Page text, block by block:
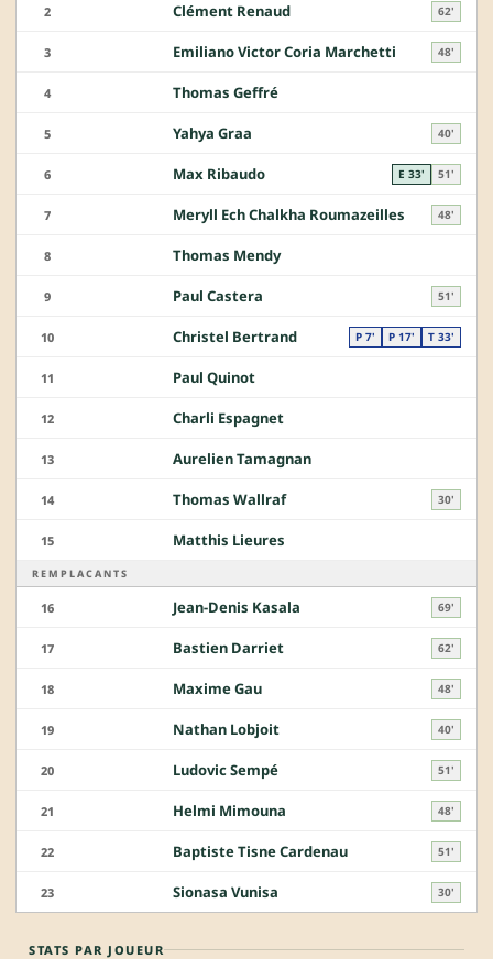
2 Clément Renaud 62'
3 Emiliano Victor Coria Marchetti 48'
4 Thomas Geffré
5 Yahya Graa 40'
6 Max Ribaudo E 33' 51'
7 Meryll Ech Chalkha Roumazeilles 48'
8 Thomas Mendy
9 Paul Castera 51'
10 Christel Bertrand P 7' P 17' T 33'
11 Paul Quinot
12 Charli Espagnet
13 Aurelien Tamagnan
14 Thomas Wallraf 30'
15 Matthis Lieures
REMPLACANTS
16 Jean-Denis Kasala 69'
17 Bastien Darriet 62'
18 Maxime Gau 48'
19 Nathan Lobjoit 40'
20 Ludovic Sempé 51'
21 Helmi Mimouna 48'
22 Baptiste Tisne Cardenau 51'
23 Sionasa Vunisa 30'
STATS PAR JOUEUR